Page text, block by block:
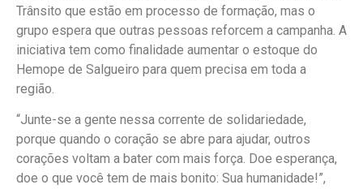
Trânsito que estão em processo de formação, mas o
grupo espera que outras pessoas reforcem a campanha. A
iniciativa tem como finalidade aumentar o estoque do
Hemope de Salgueiro para quem precisa em toda a
região.
“Junte-se a gente nessa corrente de solidariedade,
porque quando o coração se abre para ajudar, outros
corações voltam a bater com mais força. Doe esperança,
doe o que você tem de mais bonito: Sua humanidade!”,